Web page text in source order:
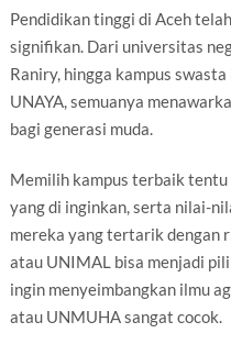
Pendidikan tinggi di Aceh
signifikan. Dari universitas
Raniry, hingga kampus
UNAYA, semuanya
bagi generasi muda.
Memilih kampus terbaik
yang di inginkan, serta nilai-
mereka yang tertarik dengan
atau UNIMAL bisa menjadi
ingin menyeimbangkan ilmu
atau UNMUHA sangat cocok.